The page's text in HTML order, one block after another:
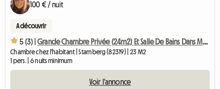
100 € / nuit
A découvrir
5 (3) | Grande Chambre Privée (24m2) Et Salle De Bains Dans Maison Familiale
Chambre chez l'habitant | Starnberg (82319) | 23 M2
1 pers. | 6 nuits minimum
Voir l'annonce